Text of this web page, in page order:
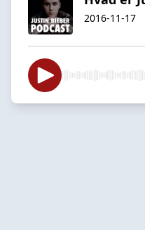
2016-11-17